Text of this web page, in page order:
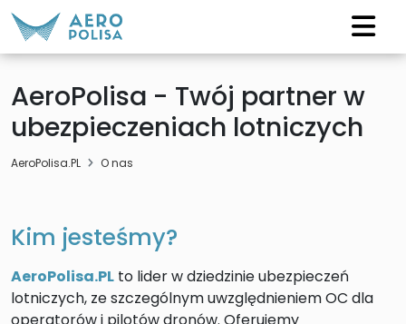
AeroPolisa - Twój partner w
ubezpieczeniach lotniczych
AeroPolisa.PL O nas
Kim jesteśmy?
AeroPolisa.PL to lider w dziedzinie ubezpieczeń
lotniczych, ze szczególnym uwzględnieniem OC dla
operatorów i pilotów dronów. Oferujemy